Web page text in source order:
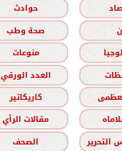
حوادث
صحة وطب
منوعات
العدد الورقي
كاريكاتير
مقالات الرأي
التحرير
الصحف